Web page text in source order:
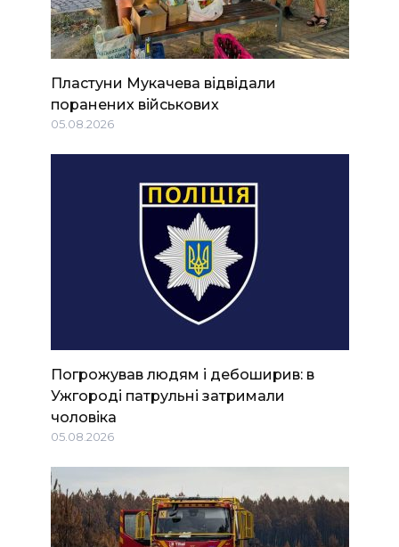
Пластуни Мукачева відвідали
поранених військових
05.08.2026
Погрожував людям і дебоширив: в
Ужгороді патрульні затримали
чоловіка
05.08.2026